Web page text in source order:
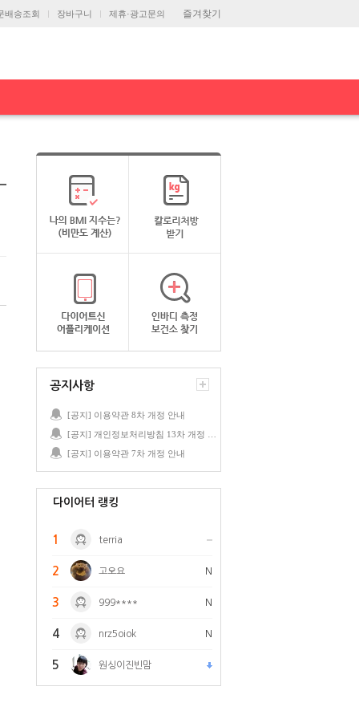
즐겨찾기
배송조회 장바구니 제휴·광고문의
공지사항
[공지] 이용약관 8차 개정 안내
[공지] 이용약관 7차 개정 안내
다이어터 랭킹
1 terria
2 고오요 N
3 999**** N
4 nrz5oiok N
5 원싱이진빈맘